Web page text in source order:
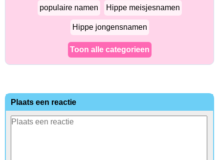
populaire namen Hippe meisjesnamen
Hippe jongensnamen
Toon alle categorieen
Plaats een reactie